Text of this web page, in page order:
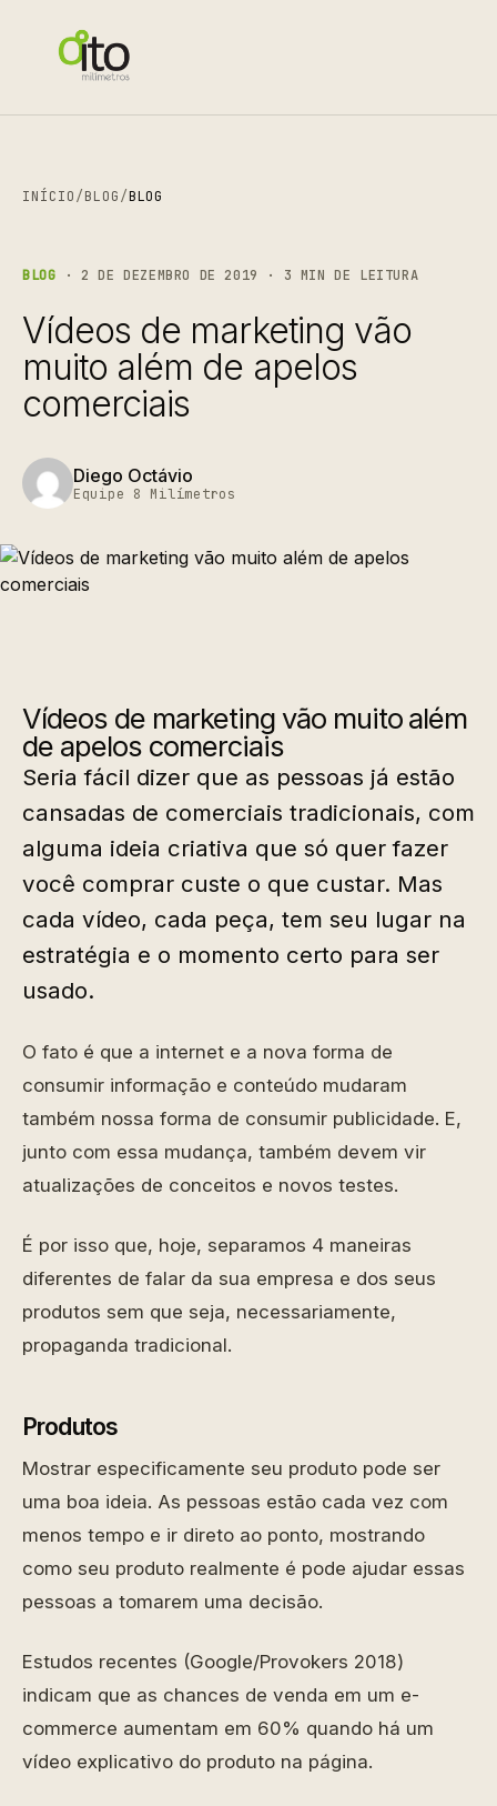
INÍCIO/BLOG/BLOG
BLOG · 2 DE DEZEMBRO DE 2019 · 3 MIN DE LEITURA
Vídeos de marketing vão
muito além de apelos
comerciais
Diego Octávio
Equipe 8 Milímetros
Vídeos de marketing vão muito além
de apelos comerciais
Seria fácil dizer que as pessoas já estão
cansadas de comerciais tradicionais, com
alguma ideia criativa que só quer fazer
você comprar custe o que custar. Mas
cada vídeo, cada peça, tem seu lugar na
estratégia e o momento certo para ser
usado.
O fato é que a internet e a nova forma de
consumir informação e conteúdo mudaram
também nossa forma de consumir publicidade. E,
junto com essa mudança, também devem vir
atualizações de conceitos e novos testes.
É por isso que, hoje, separamos 4 maneiras
diferentes de falar da sua empresa e dos seus
produtos sem que seja, necessariamente,
propaganda tradicional.
Produtos
Mostrar especificamente seu produto pode ser
uma boa ideia. As pessoas estão cada vez com
menos tempo e ir direto ao ponto, mostrando
como seu produto realmente é pode ajudar essas
pessoas a tomarem uma decisão.
Estudos recentes (Google/Provokers 2018)
indicam que as chances de venda em um e-
commerce aumentam em 60% quando há um
vídeo explicativo do produto na página.